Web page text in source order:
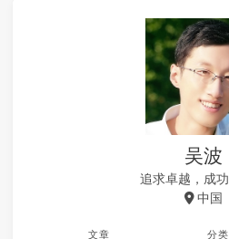
吴波
追求卓越，成
中国
文章 分类